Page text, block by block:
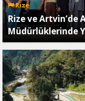
Rize
Rize ve Artvin’de
Müdürlüklerinde